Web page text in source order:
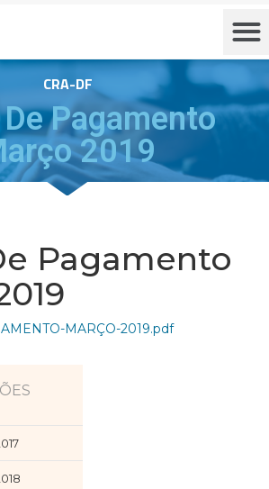
CRA-DF
Pagamento
2019
Pagamento
MARÇO-2019.pdf